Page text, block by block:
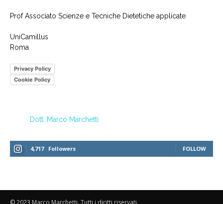
Prof Associato Scienze e Tecniche Dietetiche applicate
UniCamillus
Roma
Privacy Policy
Cookie Policy
Dott. Marco Marchetti
4,717 Followers FOLLOW
© 2023 Marco Marchetti. Tutti i diritti riservati.